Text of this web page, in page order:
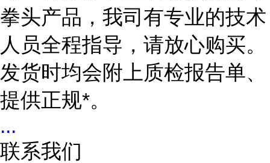
拳头产品，我司有专业的技术
人员全程指导，请放心购买。
发货时均会附上质检报告单、
提供正规*。
...
联系我们